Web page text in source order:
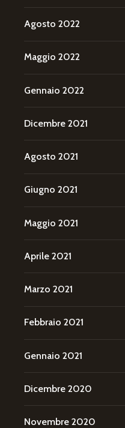
Agosto 2022
Maggio 2022
Gennaio 2022
Dicembre 2021
Agosto 2021
Giugno 2021
Maggio 2021
Aprile 2021
Marzo 2021
Febbraio 2021
Gennaio 2021
Dicembre 2020
Novembre 2020